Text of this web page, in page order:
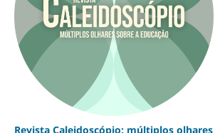
Revista Caleidoscópio: múltiplos olhares